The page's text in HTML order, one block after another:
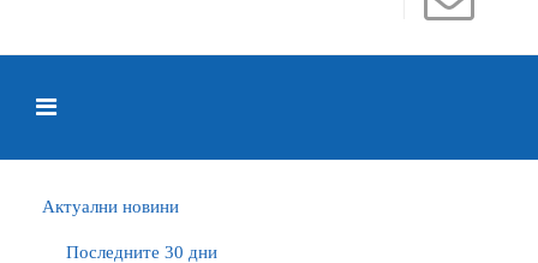
Актуални новини
Последните 30 дни